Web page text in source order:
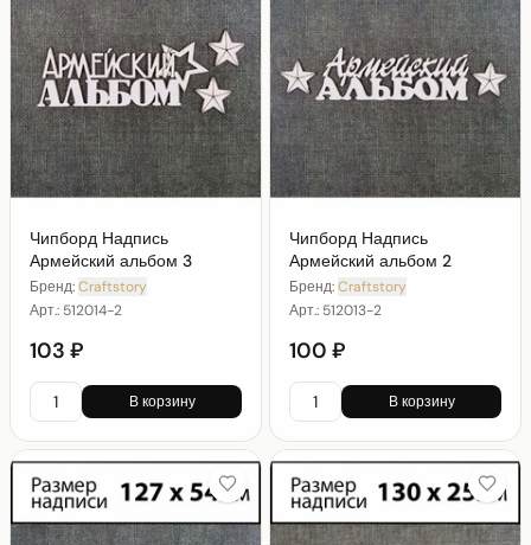
Чипборд Надпись
Армейский альбом 3
Бренд:Craftstory
Арт.: 512014-2
103 ₽
В корзину
Чипборд Надпись
Армейский альбом 2
Бренд:Craftstory
Арт.: 512013-2
100 ₽
В корзину